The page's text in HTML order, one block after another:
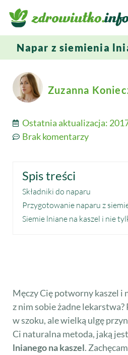
Napar z siemienia
Zuzanna
Ostatnia aktualizacja:
Brak komentarzy
Spis treści
Składniki do naparu
Przygotowanie naparu z
Siemie lniane na kaszel i nie
Męczy Cię potworny kaszel i
z nim sobie żadne lekarstwa?
w szoku, ale wielką ulgę
Ci naturalna metoda, jaką jest
lnianego na kaszel.